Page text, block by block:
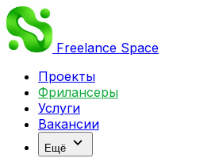
Freelance Space
Проекты
Фрилансеры
Услуги
Вакансии
Ещё expand_more